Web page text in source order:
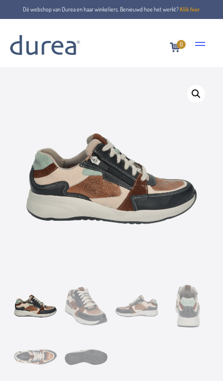
Dé webshop van Durea en haar winkeliers. Benieuwd hoe het werkt?Klik hier
0
Home Schnürschuhe